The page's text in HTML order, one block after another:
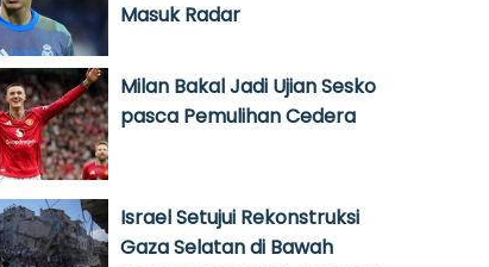
Masuk Radar
Milan Bakal Jadi Ujian Sesko
pasca Pemulihan Cedera
Israel Setujui Rekonstruksi
Gaza Selatan di Bawah